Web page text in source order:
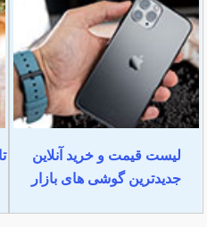
لیست قیمت و خرید آنلاین
جدیدترین گوشی های بازار